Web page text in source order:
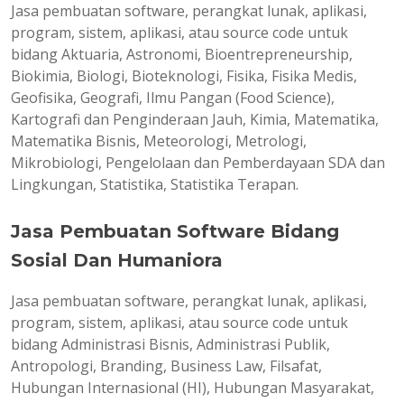
Jasa pembuatan software, perangkat lunak, aplikasi,
program, sistem, aplikasi, atau source code untuk
bidang Aktuaria, Astronomi, Bioentrepreneurship,
Biokimia, Biologi, Bioteknologi, Fisika, Fisika Medis,
Geofisika, Geografi, Ilmu Pangan (Food Science),
Kartografi dan Penginderaan Jauh, Kimia, Matematika,
Matematika Bisnis, Meteorologi, Metrologi,
Mikrobiologi, Pengelolaan dan Pemberdayaan SDA dan
Lingkungan, Statistika, Statistika Terapan.
Jasa Pembuatan Software Bidang
Sosial Dan Humaniora
Jasa pembuatan software, perangkat lunak, aplikasi,
program, sistem, aplikasi, atau source code untuk
bidang Administrasi Bisnis, Administrasi Publik,
Antropologi, Branding, Business Law, Filsafat,
Hubungan Internasional (HI), Hubungan Masyarakat,